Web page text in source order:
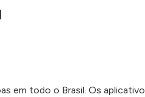
em todo o Brasil. Os